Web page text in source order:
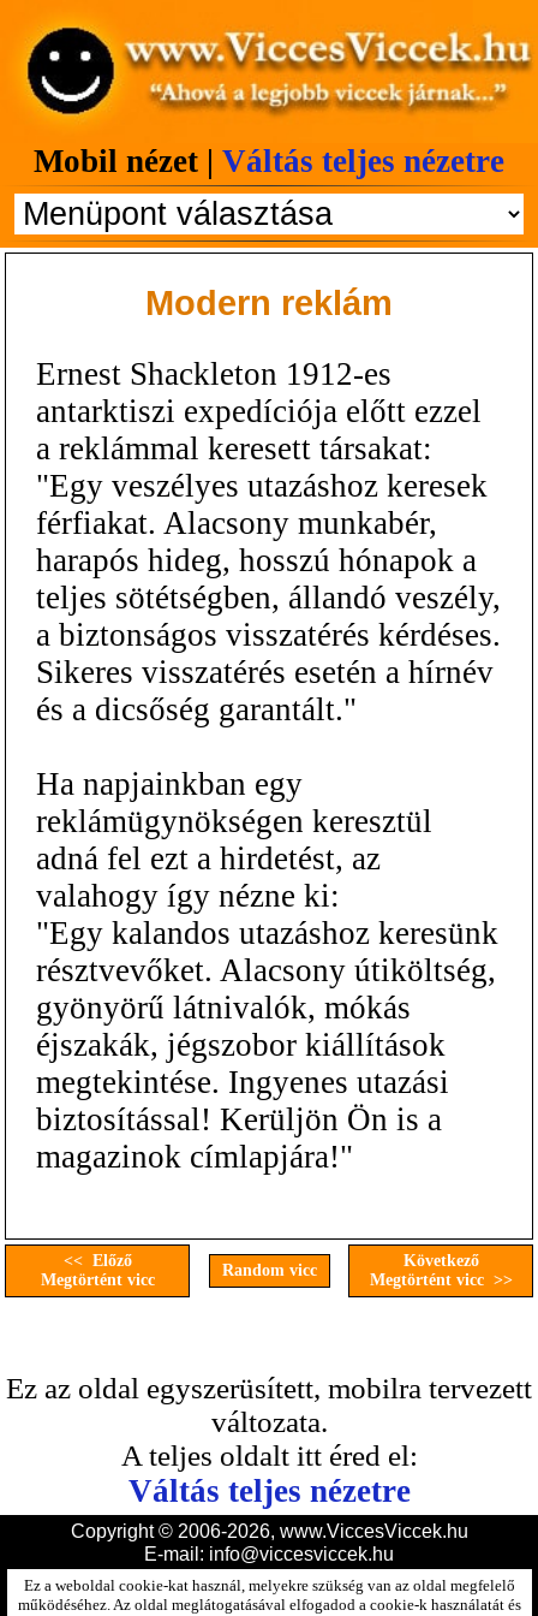
Mobil nézet | Váltás teljes nézetre
Modern reklám
Ernest Shackleton 1912-es
antarktiszi expedíciója előtt ezzel
a reklámmal keresett társakat:
"Egy veszélyes utazáshoz keresek
férfiakat. Alacsony munkabér,
harapós hideg, hosszú hónapok a
teljes sötétségben, állandó veszély,
a biztonságos visszatérés kérdéses.
Sikeres visszatérés esetén a hírnév
és a dicsőség garantált."
Ha napjainkban egy
reklámügynökségen keresztül
adná fel ezt a hirdetést, az
valahogy így nézne ki:
"Egy kalandos utazáshoz keresünk
résztvevőket. Alacsony útiköltség,
gyönyörű látnivalók, mókás
éjszakák, jégszobor kiállítások
megtekintése. Ingyenes utazási
biztosítással! Kerüljön Ön is a
magazinok címlapjára!"
<< Előző
Megtörtént vicc
Random vicc
Következő
Megtörtént vicc >>
Ez az oldal egyszerüsített, mobilra tervezett
változata.
A teljes oldalt itt éred el:
Váltás teljes nézetre
Copyright © 2006-2026, www.ViccesViccek.hu
E-mail: info@viccesviccek.hu
Ez a weboldal cookie-kat használ, melyekre szükség van az oldal megfelelő
működéséhez. Az oldal meglátogatásával elfogadod a cookie-k használatát és